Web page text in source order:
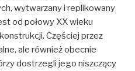
wytwarzany i replikowany
od połowy XX wieku
Częściej przez
ale również obecnie
dostrzegli jego niszczący